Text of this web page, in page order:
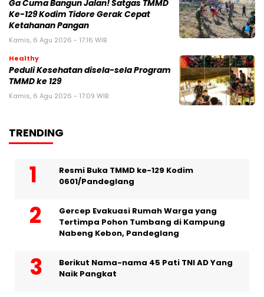
Ga Cuma Bangun Jalan! Satgas TMMD
Ke-129 Kodim Tidore Gerak Cepat
Ketahanan Pangan
Kamis, 6 Agu 2026 - 17:16 WIB
Healthy
Peduli Kesehatan disela-sela Program
TMMD ke 129
Kamis, 6 Agu 2026 - 17:09 WIB
TRENDING
Resmi Buka TMMD ke-129 Kodim
0601/Pandeglang
Gercep Evakuasi Rumah Warga yang
Tertimpa Pohon Tumbang di Kampung
Nabeng Kebon, Pandeglang
Berikut Nama-nama 45 Pati TNI AD Yang
Naik Pangkat